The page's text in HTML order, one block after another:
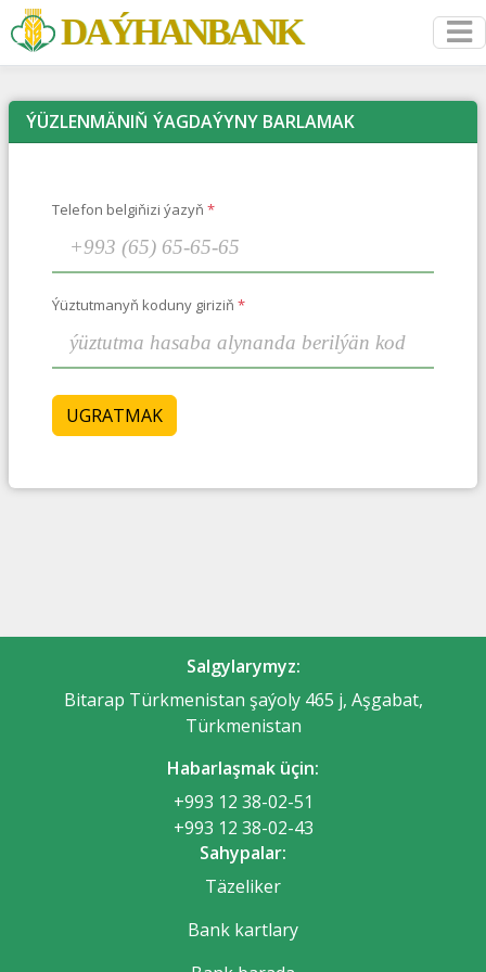
DAÝHANBANK
ÝÜZLENMÄNIŇ ÝAGDAÝYNY BARLAMAK
Telefon belgiňizi ýazyň *
Ýüztutmanyň koduny giriziň *
UGRATMAK
Salgylarymyz:
Bitarap Türkmenistan şaýoly 465 j, Aşgabat,
Türkmenistan
Habarlaşmak üçin:
+993 12 38-02-51
+993 12 38-02-43
Sahypalar:
Täzeliker
Bank kartlary